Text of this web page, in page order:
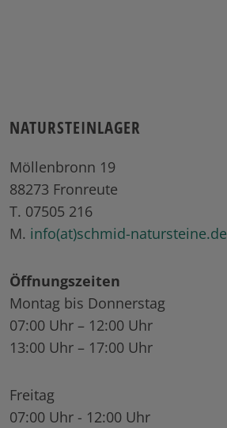
NATURSTEINLAGER
Möllenbronn 19
88273 Fronreute
T. 07505 216
M. info(at)schmid-natursteine.de
Öffnungszeiten
Montag bis Donnerstag
07:00 Uhr – 12:00 Uhr
13:00 Uhr – 17:00 Uhr
Freitag
07:00 Uhr - 12:00 Uhr